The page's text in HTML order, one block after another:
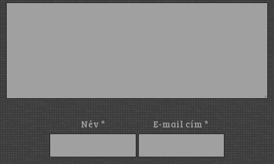
Név * E-mail cím*